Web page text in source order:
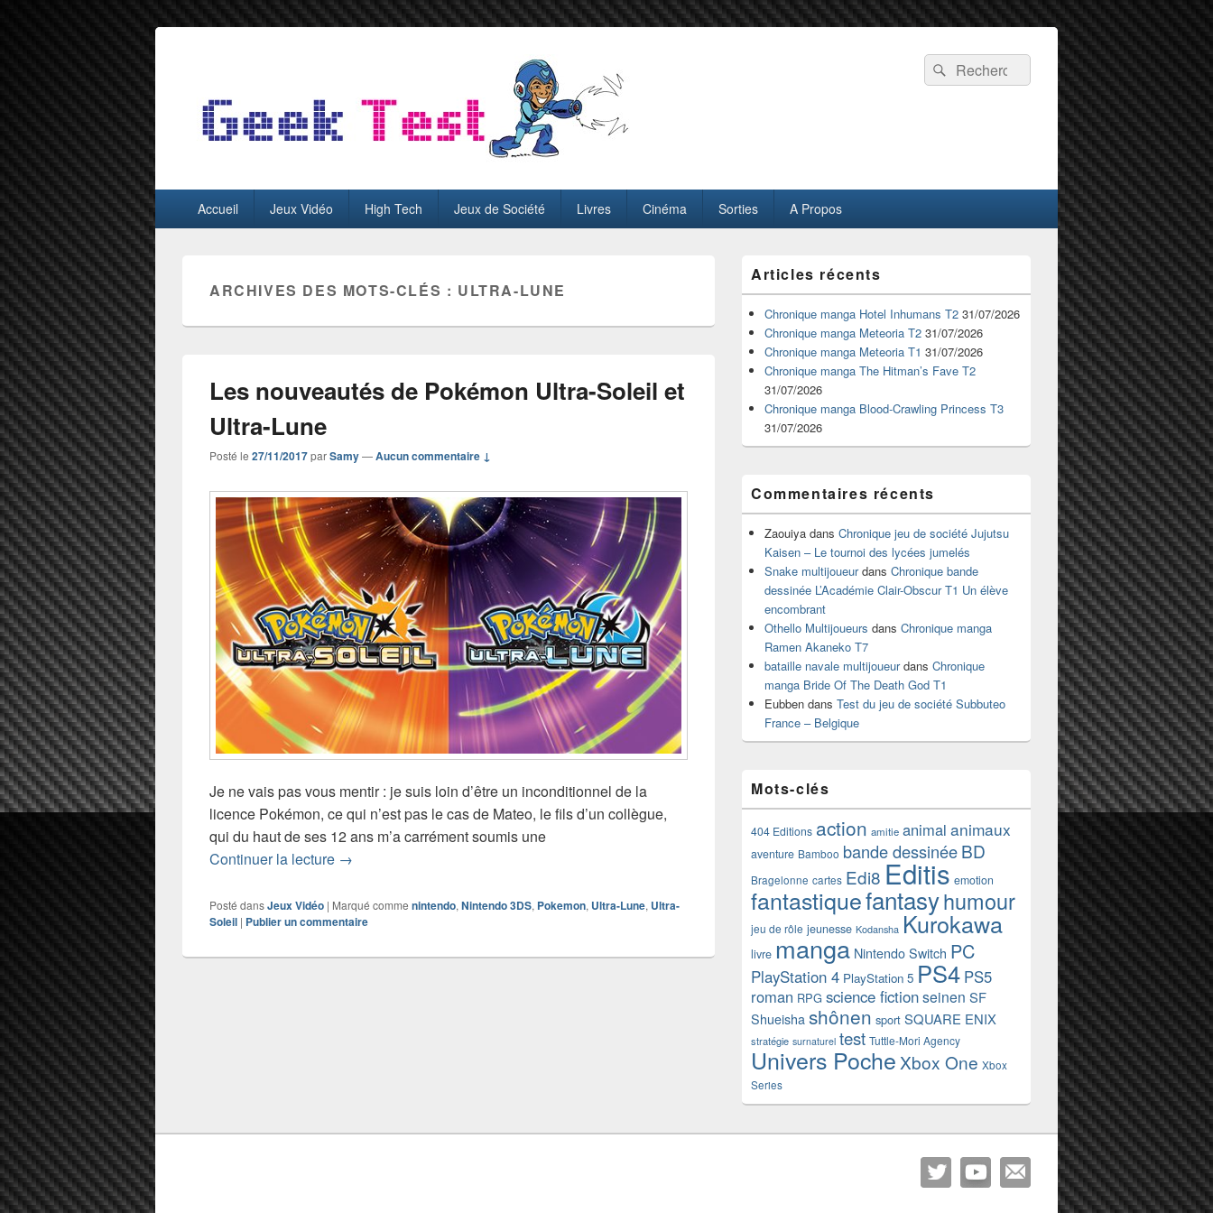
GeekTest
Recherche :
Rechercher
principalAccueil Jeux Vidéo High Tech Jeux de Société Livres Cinéma Sorties A Propos
ARCHIVES DES MOTS-CLÉS : ULTRA-LUNE
Les nouveautés de Pokémon Ultra-Soleil et
Ultra-Lune
Posté le 27/11/2017parSamy—Aucun commentaire ↓
Je ne vais pas vous mentir : je suis loin d’être un inconditionnel de la
licence Pokémon, ce qui n’est pas le cas de Mateo, le fils d’un collègue,
qui du haut de ses 12 ans m’a carrément soumis une
Continuer la lecture Les nouveautés de Pokémon Ultra-Soleil et Ultra-Lune
→
Posté dansJeux Vidéo | Marqué comme nintendo, Nintendo 3DS, Pokemon, Ultra-Lune, Ultra-
Soleil | Publier un commentaire
principale
de
widget
pour
barre
latérale
Articles récents
Chronique manga Hotel Inhumans T2 31/07/2026
Chronique manga Meteoria T2 31/07/2026
Chronique manga Meteoria T1 31/07/2026
Chronique manga The Hitman’s Fave T2
31/07/2026
Chronique manga Blood-Crawling Princess T3
31/07/2026
Commentaires récents
Zaouiya dans Chronique jeu de société Jujutsu
Kaisen – Le tournoi des lycées jumelés
Snake multijoueurdans Chronique bande
dessinée L’Académie Clair-Obscur T1 Un élève
encombrant
Othello Multijoueurs dans Chronique manga
Ramen Akaneko T7
bataille navale multijoueurdans Chronique
manga Bride Of The Death God T1
Eubben dans Test du jeu de société Subbuteo
France – Belgique
Mots-clés
404 Editions action amitie animal animaux
aventure Bamboo bande dessinéeBD
Bragelonne cartes Edi8 Editis emotion
fantastiquefantasyhumour
jeu de rôle jeunesse Kodansha Kurokawa
livre manga Nintendo Switch PC
PlayStation 4 PlayStation 5 PS4 PS5
roman RPG science fictionseinen SF
Shueisha shônen sport SQUARE ENIX
stratégie surnaturel test Tuttle-Mori Agency
Univers Poche Xbox One Xbox
Series